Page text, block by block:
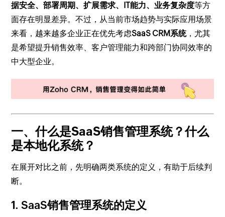
据安全、部署周期、扩展需求、IT能力、业务复杂度等方
面存在明显差异。不过，从当前市场趋势与实际应用场景
来看，越来越多企业正在优先考虑SaaS CRM系统，尤其
是希望提升销售效率、客户管理能力和跨部门协同效率的
中大型企业。
一、什么是SaaS销售管理系统？什么
是本地化系统？
在展开对比之前，先明确两类系统的定义，有助于后续判
断。
1. SaaS销售管理系统的定义